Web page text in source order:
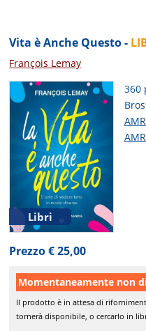
Vita è Anche Questo -
François Lemay
Libri
360
Prezzo € 25,00
Momentaneamente non
Il prodotto è in attesa di
tornerà disponibile, o cercarlo in